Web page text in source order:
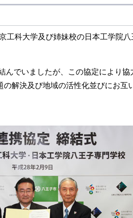
科大学及び姉妹校の日本工学院八
でいましたが、この協定により協
解決及び地域の活性化並びにお互